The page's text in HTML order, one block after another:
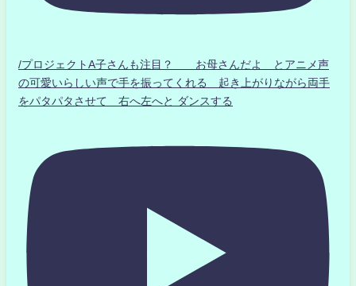
/プロジェクトA子さんも注目？ お母さんだよ とアニメ声
の可愛いらしい声で手を振ってくれる 起き上がりながら両手
をパタパタさせて 右へ左へと ダンスする